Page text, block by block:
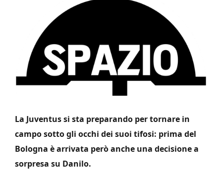
La Juventus si sta preparando per tornare in
campo sotto gli occhi dei suoi tifosi: prima del
Bologna è arrivata però anche una decisione a
sorpresa su Danilo.